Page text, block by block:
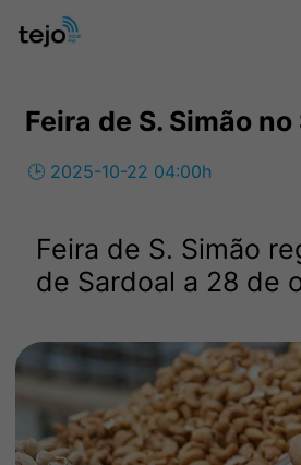
Feira de S. Simão
🕒 2025-10-22 04:00h
Feira de S. Simão
de Sardoal a 28 de